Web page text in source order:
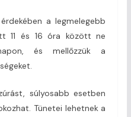
a legmelegebb
11 és 16 óra között ne
és mellőzzük a
súlyosabb esetben
Tünetei lehetnek a